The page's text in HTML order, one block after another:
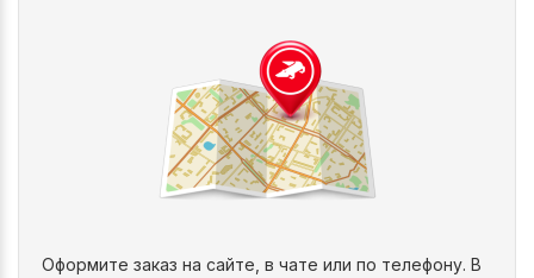
Оформите заказ на сайте, в чате или по телефону. В